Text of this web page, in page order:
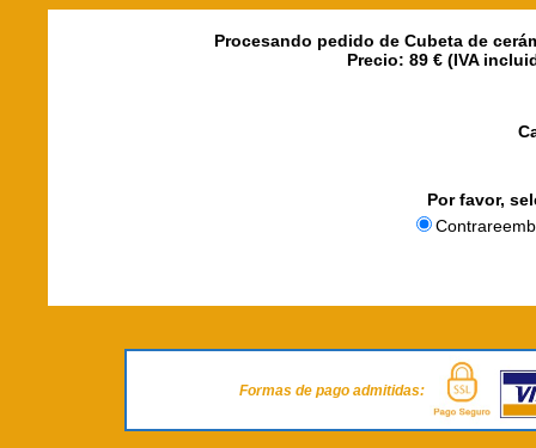
Procesando pedido de Cubeta de
Precio: 89 € (IVA
Por favor,
Formas de pago admitidas: